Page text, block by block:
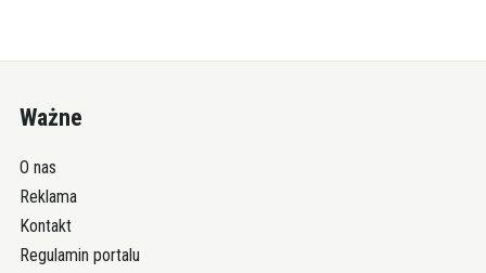
Ważne
O nas
Reklama
Kontakt
Regulamin portalu